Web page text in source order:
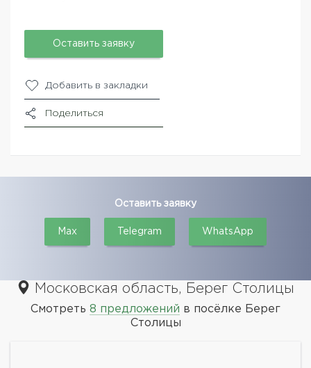
Оставить заявку
Добавить в закладки
Поделиться
Оставить заявку
Max Telegram WhatsApp
Московская область, Берег Столицы
Смотреть 8 предложений в посёлке Берег
Столицы